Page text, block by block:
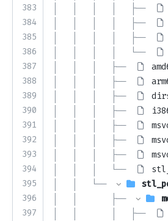
383
384
385
386
387
388
389
390
391
392
393
394
395
396
397
│   │   │   │   ├──
│   │   │   │   ├──
│   │   │   │   ├──
│   │   │   │   └──
│   │   │   ├──
│   │   │   ├──
│   │   │   ├──
│   │   │   ├──
│   │   │   ├──
│   │   │   ├──
│   │   │   ├──
│   │   │   └──
│   │   └──
│   │       ├──
│   │       │   ├──